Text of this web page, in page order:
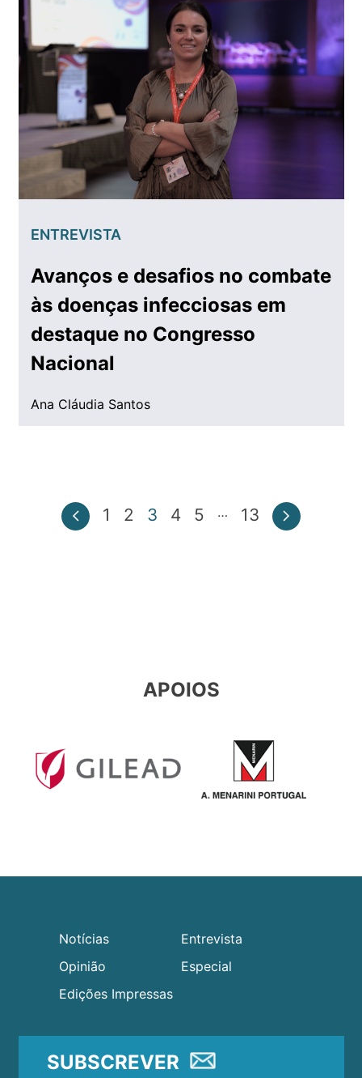
ENTREVISTA
Avanços e desafios no combate
às doenças infecciosas em
destaque no Congresso
Nacional
Ana Cláudia Santos
1 2 3 4 5 … 13
APOIOS
Notícias
Entrevista
Opinião
Especial
Edições Impressas
SUBSCREVER